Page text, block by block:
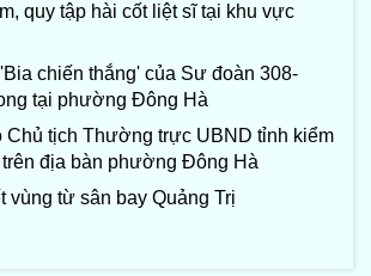
quy tập hài cốt liệt sĩ tại khu vực
chiến thắng' của Sư đoàn 308-
tại phường Đông Hà
Chủ tịch Thường trực UBND tỉnh kiểm
địa bàn phường Đông Hà
vùng từ sân bay Quảng Trị